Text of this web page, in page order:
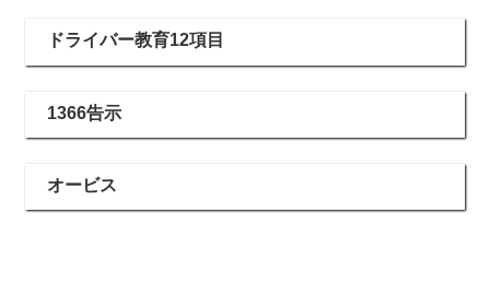
ドライバー教育12項目
1366告示
オービス